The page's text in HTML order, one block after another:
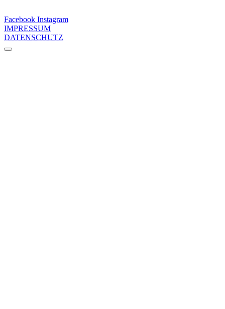
Facebook Instagram
IMPRESSUM
DATENSCHUTZ